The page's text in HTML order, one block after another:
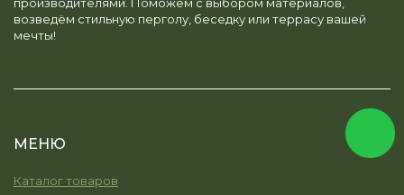
возведём стильную перголу, беседку или террасу вашей
мечты!
МЕНЮ
Каталог товаров